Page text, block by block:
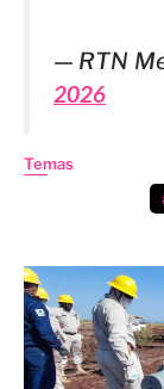
— RTN
2026
Temas